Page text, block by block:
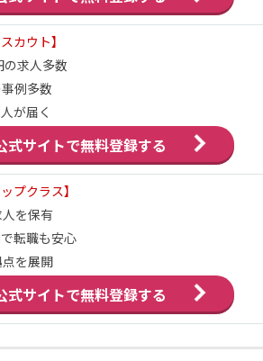
カウト】
の求人多数
例多数
が届く
式サイトで無料登録する
プクラス】
を保有
転職も安心
を展開
式サイトで無料登録する